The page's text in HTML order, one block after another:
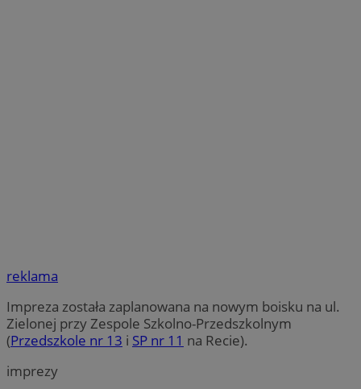
reklama
Impreza została zaplanowana na nowym boisku na ul.
Zielonej przy Zespole Szkolno-Przedszkolnym
(Przedszkole nr 13 i SP nr 11 na Recie).
imprezy